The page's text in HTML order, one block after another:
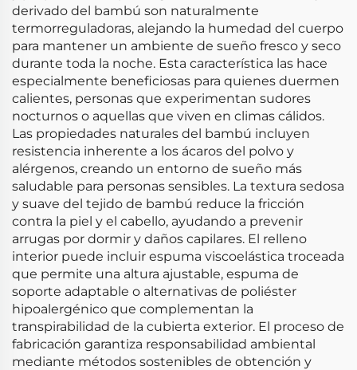
derivado del bambú son naturalmente
termorreguladoras, alejando la humedad del cuerpo
para mantener un ambiente de sueño fresco y seco
durante toda la noche. Esta característica las hace
especialmente beneficiosas para quienes duermen
calientes, personas que experimentan sudores
nocturnos o aquellas que viven en climas cálidos.
Las propiedades naturales del bambú incluyen
resistencia inherente a los ácaros del polvo y
alérgenos, creando un entorno de sueño más
saludable para personas sensibles. La textura sedosa
y suave del tejido de bambú reduce la fricción
contra la piel y el cabello, ayudando a prevenir
arrugas por dormir y daños capilares. El relleno
interior puede incluir espuma viscoelástica troceada
que permite una altura ajustable, espuma de
soporte adaptable o alternativas de poliéster
hipoalergénico que complementan la
transpirabilidad de la cubierta exterior. El proceso de
fabricación garantiza responsabilidad ambiental
mediante métodos sostenibles de obtención y